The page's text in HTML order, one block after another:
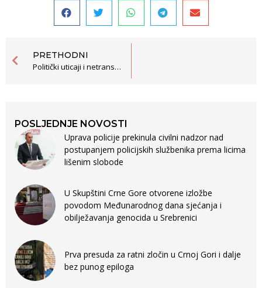
PRETHODNI
Politički uticaji i netransparentnost i dalje prisutni u obrazovanju
POSLJEDNJE NOVOSTI
Uprava policije prekinula civilni nadzor nad
postupanjem policijskih službenika prema licima
lišenim slobode
U Skupštini Crne Gore otvorene izložbe
povodom Međunarodnog dana sjećanja i
obilježavanja genocida u Srebrenici
Prva presuda za ratni zločin u Crnoj Gori i dalje
bez punog epiloga